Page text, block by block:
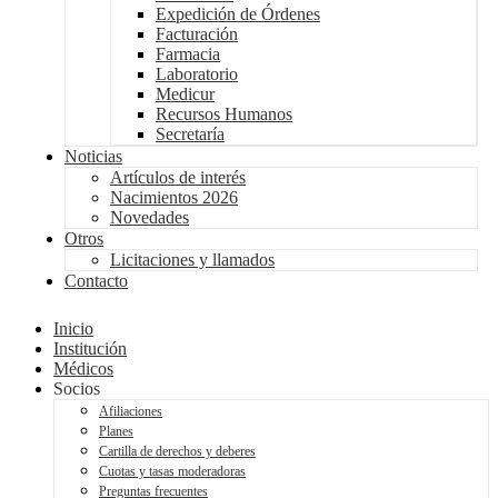
Expedición de Órdenes
Facturación
Farmacia
Laboratorio
Medicur
Recursos Humanos
Secretaría
Noticias
Artículos de interés
Nacimientos 2026
Novedades
Otros
Licitaciones y llamados
Contacto
Inicio
Institución
Médicos
Socios
Afiliaciones
Planes
Cartilla de derechos y deberes
Cuotas y tasas moderadoras
Preguntas frecuentes